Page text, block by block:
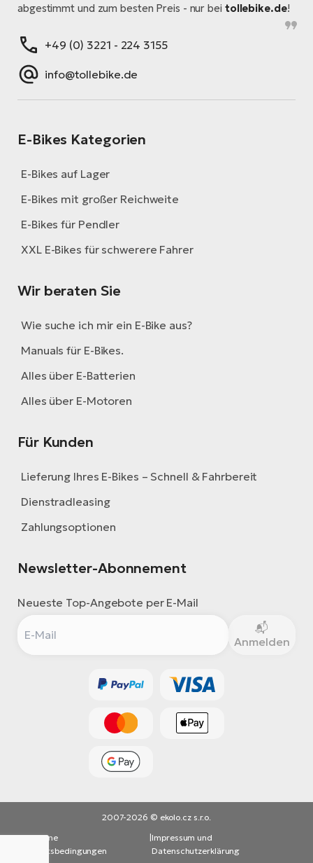
abgestimmt und zum besten Preis - nur bei tollebike.de!
+49 (0) 3221 - 224 3155
info@tollebike.de
E-Bikes Kategorien
E-Bikes auf Lager
E-Bikes mit großer Reichweite
E-Bikes für Pendler
XXL E-Bikes für schwerere Fahrer
Wir beraten Sie
Wie suche ich mir ein E-Bike aus?
Manuals für E-Bikes.
Alles über E-Batterien
Alles über E-Motoren
Für Kunden
Lieferung Ihres E-Bikes – Schnell & Fahrbereit
Dienstradleasing
Zahlungsoptionen
Newsletter-Abonnement
Neueste Top-Angebote per E-Mail
Anmelden
2007-2026 © ekolo.cz s.r.o.
Allgemeine
Geschäftsbedingungen
Impressum und
Datenschutzerklärung